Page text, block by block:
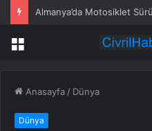
Menü
Anasayfa / Dünya
Dünya